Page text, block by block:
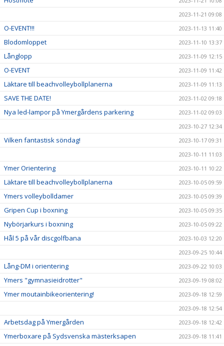
2023-11-21 09:08
O-EVENT!!! 2023-11-13 11:40
Blodomloppet 2023-11-10 13:37
Långlopp 2023-11-09 12:15
O-EVENT 2023-11-09 11:42
Läktare till beachvolleybollplanerna 2023-11-09 11:13
SAVE THE DATE! 2023-11-02 09:18
Nya led-lampor på Ymergårdens parkering
2023-11-02 09:03
2023-10-27 12:34
Vilken fantastisk söndag!
2023-10-17 09:31
2023-10-11 11:03
Ymer Orientering 2023-10-11 10:22
Läktare till beachvolleybollplanerna 2023-10-05 09:59
Ymers volleybolldamer 2023-10-05 09:39
Gripen Cup i boxning 2023-10-05 09:35
Nybörjarkurs i boxning 2023-10-05 09:22
Hål 5 på vår discgolfbana
2023-10-03 12:20
2023-09-25 10:44
Lång-DM i orientering 2023-09-22 10:03
Ymers "gymnasieidrotter" 2023-09-19 08:02
Ymer moutainbikeorientering!
2023-09-18 12:59
2023-09-18 12:54
Arbetsdag på Ymergården 2023-09-18 12:42
Ymerboxare på Sydsvenska mästerksapen 2023-09-18 11:41